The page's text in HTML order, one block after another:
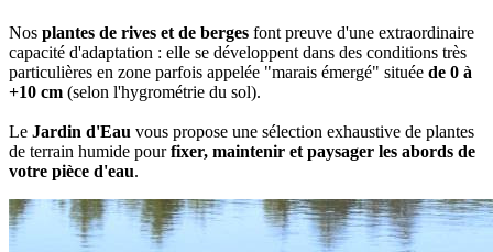
Nos plantes de rives et de berges font preuve d'une extraordinaire
capacité d'adaptation : elle se développent dans des conditions très
particulières en zone parfois appelée "marais émergé" située de 0 à
+10 cm (selon l'hygrométrie du sol).
Le Jardin d'Eau vous propose une sélection exhaustive de plantes
de terrain humide pourfixer, maintenir et paysager les abords de
votre pièce d'eau.